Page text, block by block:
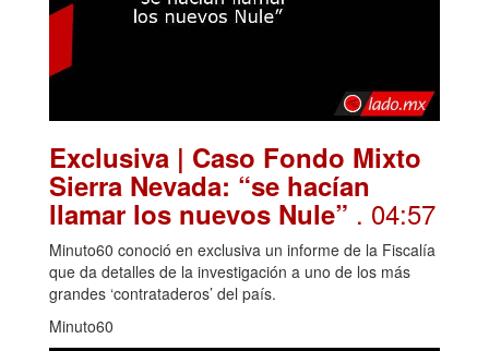
Exclusiva | Caso Fondo Mixto
Sierra Nevada: “se hacían
llamar los nuevos Nule” . 04:57
Minuto60 conoció en exclusiva un informe de la Fiscalía
que da detalles de la investigación a uno de los más
grandes ‘contrataderos’ del país.
Minuto60